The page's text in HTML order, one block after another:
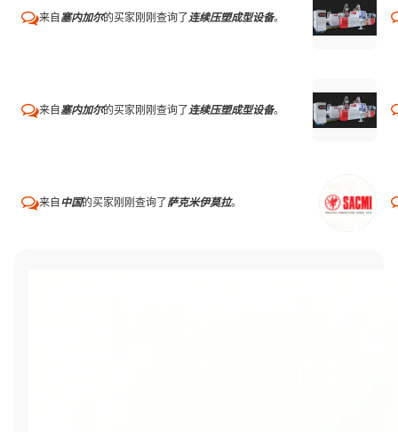
来自塞内加尔的买家刚刚查询了连续压塑成型设备。
来自塞内加尔的买家刚刚查询了连续压塑成型设备。
来自中国的买家刚刚查询了萨克米伊莫拉。